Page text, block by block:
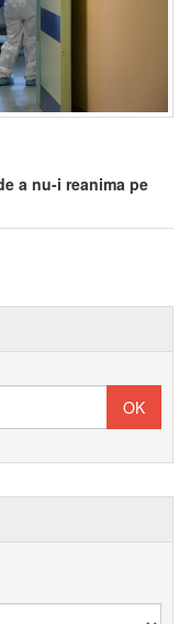
a nu-i reanima pe